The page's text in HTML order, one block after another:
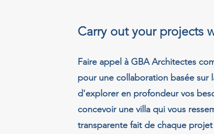
Carry out your projects
Faire appel à GBA Architectes
pour une collaboration basée
d'explorer en profondeur vos
concevoir une villa qui vous
transparente fait de chaque